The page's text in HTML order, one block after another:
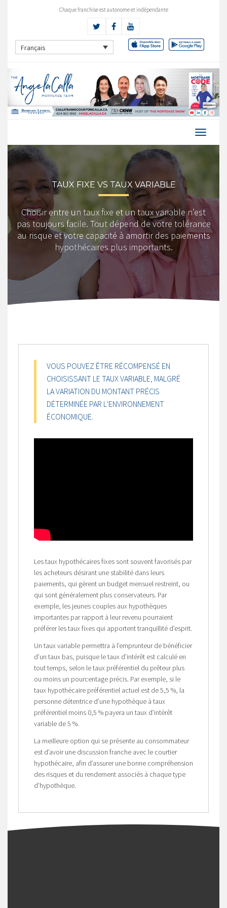
Chaque franchise est autonome et indépendante
Français
TAUX FIXE VS TAUX VARIABLE
Choisir entre un taux fixe et un taux variable n’est
pas toujours facile. Tout dépend de votre tolérance
au risque et votre capacité à amortir des paiements
hypothécaires plus importants.
VOUS POUVEZ ÊTRE RÉCOMPENSÉ EN
CHOISISSANT LE TAUX VARIABLE, MALGRÉ
LA VARIATION DU MONTANT PRÉCIS
DÉTERMINÉE PAR L’ENVIRONNEMENT
ÉCONOMIQUE.
Les taux hypothécaires fixes sont souvent favorisés par
les acheteurs désirant une stabilité dans leurs
paiements, qui gèrent un budget mensuel restreint, ou
qui sont généralement plus conservateurs. Par
exemple, les jeunes couples aux hypothèques
importantes par rapport à leur revenu pourraient
préférer les taux fixes qui apportent tranquillité d’esprit.
Un taux variable permettra à l’emprunteur de bénéficier
d’un taux bas, puisque le taux d’intérêt est calculé en
tout temps, selon le taux préférentiel du prêteur plus
ou moins un pourcentage précis. Par exemple, si le
taux hypothécaire préférentiel actuel est de 5,5 %, la
personne détentrice d’une hypothèque à taux
préférentiel moins 0,5 % payera un taux d’intérêt
variable de 5 %.
La meilleure option qui se présente au consommateur
est d’avoir une discussion franche avec le courtier
hypothécaire, afin d’assurer une bonne compréhension
des risques et du rendement associés à chaque type
d’hypothèque.